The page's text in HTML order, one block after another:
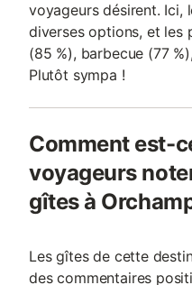
voyageurs désirent. Ici,
diverses options, et les
(85 %), barbecue (77
Plutôt sympa !
Comment est-
voyageurs
gîtes à
Les gîtes de cette
des commentaires